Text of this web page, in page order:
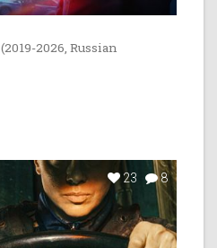
(2019-2026, Russian
23 8